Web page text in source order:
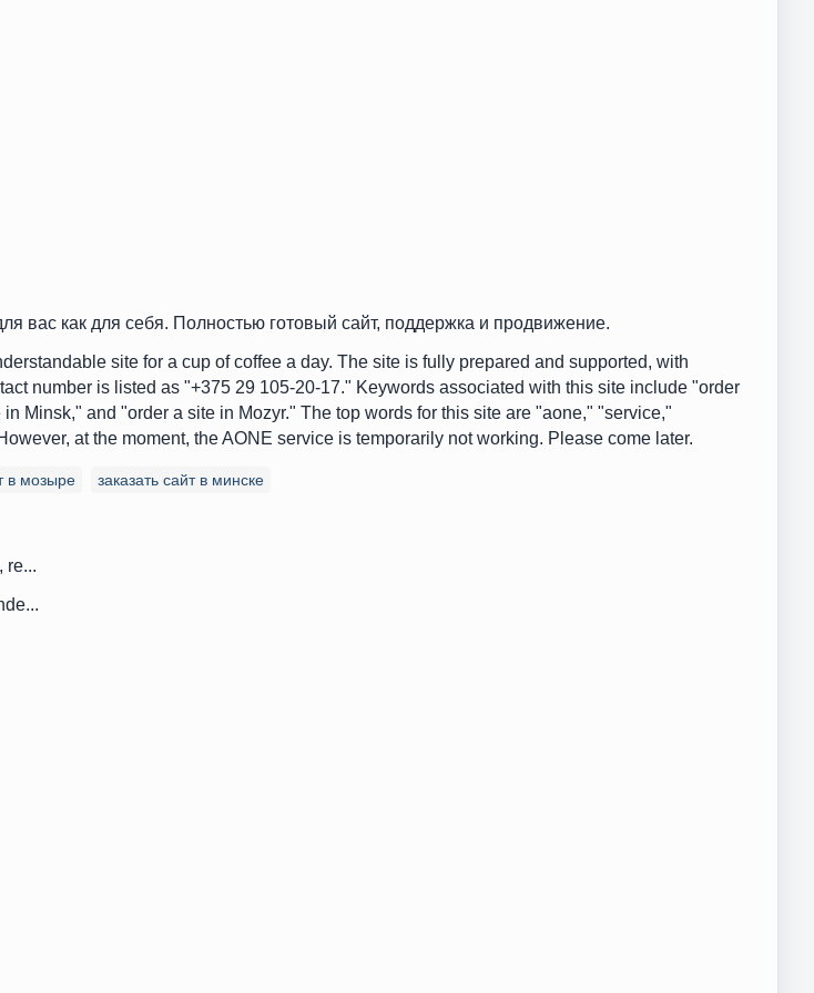
вас как для себя. Полностью готовый сайт, поддержка и продвижение.
site for a cup of coffee a day. The site is fully prepared and supported, with
number is listed as "+375 29 105-20-17." Keywords associated with this site include "order
Minsk," and "order a site in Mozyr." The top words for this site are "aone," "service,"
at the moment, the AONE service is temporarily not working. Please come later.
в мозыре заказать сайт в минске
re...